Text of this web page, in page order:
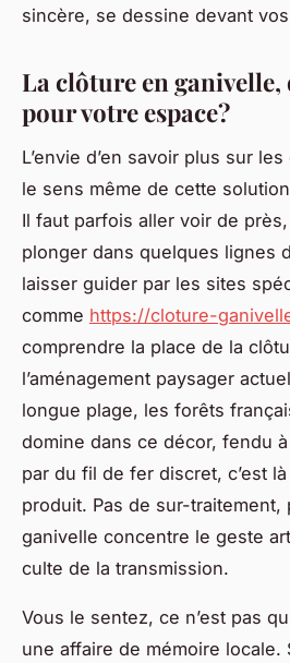
sincère, se dessine devant
La clôture en
pour votre espace?
L’envie d’en savoir plus sur
le sens même de cette
Il faut parfois aller voir de
plonger dans quelques lignes
laisser guider par les sites
comme https://cloture-
comprendre la place de la
l’aménagement paysager
longue plage, les forêts
domine dans ce décor, fendu
par du fil de fer discret, c’est là
produit. Pas de sur-traitement,
ganivelle concentre le geste
culte de la transmission.
Vous le sentez, ce n’est pas
une affaire de mémoire locale.